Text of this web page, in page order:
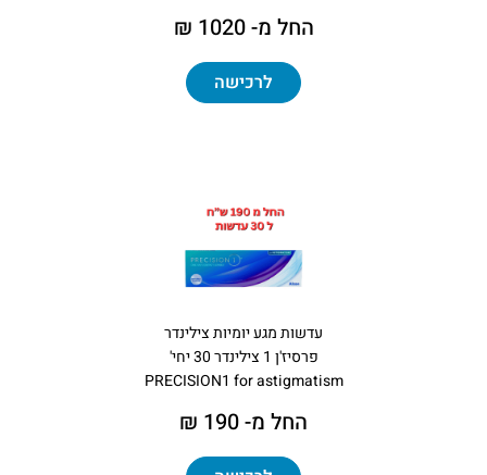
החל מ- 1020 ₪
לרכישה
עדשות מגע יומיות צילינדר
פרסיז'ן 1 צילינדר 30 יחי'
PRECISION1 for astigmatism
החל מ- 190 ₪